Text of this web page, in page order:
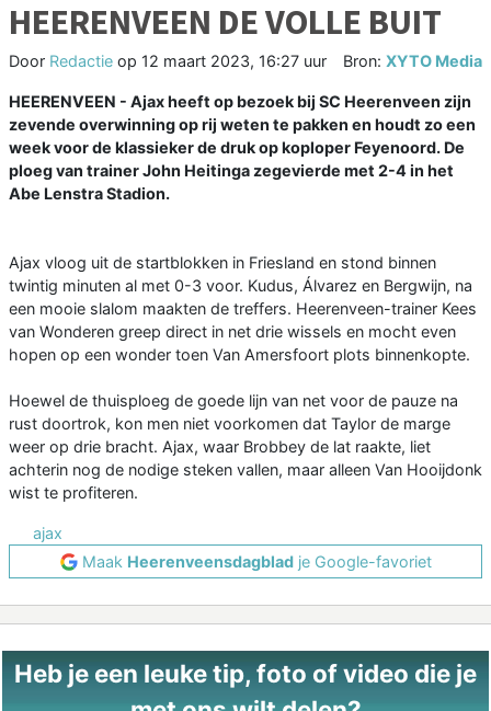
HEERENVEEN DE VOLLE BUIT
Door Redactie op 12 maart 2023, 16:27 uur Bron: XYTO Media
HEERENVEEN - Ajax heeft op bezoek bij SC Heerenveen zijn
zevende overwinning op rij weten te pakken en houdt zo een
week voor de klassieker de druk op koploper Feyenoord. De
ploeg van trainer John Heitinga zegevierde met 2-4 in het
Abe Lenstra Stadion.
Ajax vloog uit de startblokken in Friesland en stond binnen
twintig minuten al met 0-3 voor. Kudus, Álvarez en Bergwijn, na
een mooie slalom maakten de treffers. Heerenveen-trainer Kees
van Wonderen greep direct in net drie wissels en mocht even
hopen op een wonder toen Van Amersfoort plots binnenkopte.
Hoewel de thuisploeg de goede lijn van net voor de pauze na
rust doortrok, kon men niet voorkomen dat Taylor de marge
weer op drie bracht. Ajax, waar Brobbey de lat raakte, liet
achterin nog de nodige steken vallen, maar alleen Van Hooijdonk
wist te profiteren.
ajax
Maak Heerenveensdagbladje Google-favoriet
Heb je een leuke tip, foto of video die je